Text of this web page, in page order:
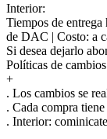
Interior:
Tiempos de
de DAC | Costo: a
Si desea dejarlo
Políticas de cambios
+
. Los cambios se
. Cada compra
. Interior: